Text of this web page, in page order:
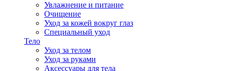
Увлажнение и питание
Очищение
Уход за кожей вокруг глаз
Специальный уход
Тело
Уход за телом
Уход за руками
Аксессуары для тела